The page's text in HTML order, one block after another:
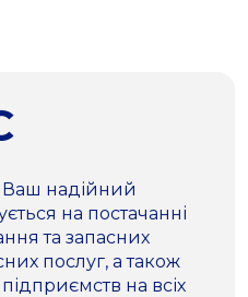
Ваш надійний
на постачанні
та запасних
послуг, а також
на всіх